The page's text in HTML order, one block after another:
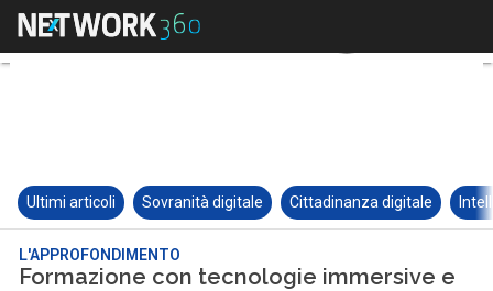
Ultimi articoli Sovranità digitale Cittadinanza digitale
L'APPROFONDIMENTO
Formazione con tecnologie immersive e